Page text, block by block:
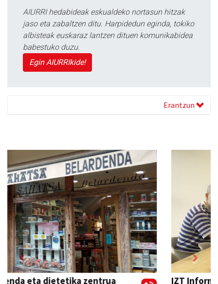
AIURRI hedabideak eskualdeko nortasun hitzak
jaso eta zabaltzen ditu. Harpidedun eginda, tokiko
albisteak euskaraz lantzen dituen komunikabidea
babestuko duzu.
Egin AIURRIkide!
Erantzun
IZT Informatika Zerbitzu Integrala
Previous Next